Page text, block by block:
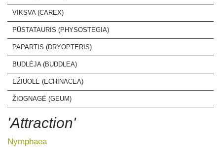
VIKSVA (CAREX)
PŪSTATAURIS (PHYSOSTEGIA)
PAPARTIS (DRYOPTERIS)
BUDLĖJA (BUDDLEA)
EŽIUOLĖ (ECHINACEA)
ŽIOGNAGĖ (GEUM)
'Attraction'
Nymphaea